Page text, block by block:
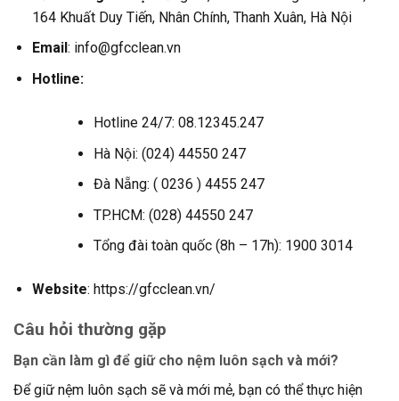
164 Khuất Duy Tiến, Nhân Chính, Thanh Xuân, Hà Nội
Email : info@gfcclean.vn
Hotline:
Hotline 24/7: 08.12345.247
Hà Nội: (024) 44550 247
Đà Nẵng: ( 0236 ) 4455 247
TP.HCM: (028) 44550 247
Tổng đài toàn quốc (8h – 17h): 1900 3014
Website: https://gfcclean.vn/
Câu hỏi thường gặp
Bạn cần làm gì để giữ cho nệm luôn sạch và mới?
Để giữ nệm luôn sạch sẽ và mới mẻ, bạn có thể thực hiện